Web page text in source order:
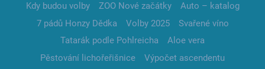
Kdy budou volby
ZOO Nové začátky
Auto – katalog
7 pádů Honzy Dědka
Volby 2025
Svařené víno
Tatarák podle Pohlreicha
Aloe vera
Pěstování lichořeřišnice
Výpočet ascendentu